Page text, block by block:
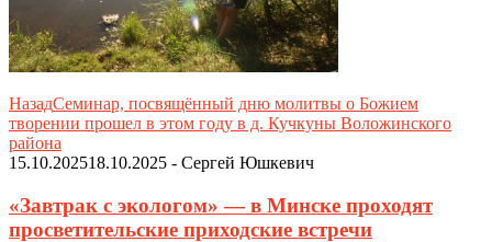
НазадСеминар, посвящённый дню молитвы о Божием
творении прошел в этом году в д. Кучкуны Воложинского
района
15.10.202518.10.2025 - Сергей Юшкевич
«Завтрак с экологом» — в Минске проходят
просветительские приходские встречи